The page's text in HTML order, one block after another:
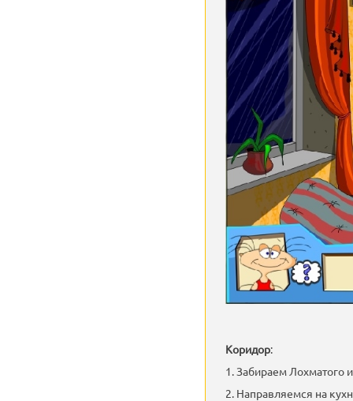
Коридор:
1. Забираем Лохматого
2. Направляемся на